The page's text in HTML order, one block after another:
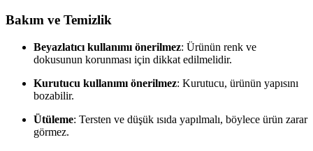
Bakım ve Temizlik
Beyazlatıcı kullanımı önerilmez: Ürünün renk ve
dokusunun korunması için dikkat edilmelidir.
Kurutucu kullanımı önerilmez: Kurutucu, ürünün yapısını
bozabilir.
Ütüleme: Tersten ve düşük ısıda yapılmalı, böylece ürün zarar
görmez.